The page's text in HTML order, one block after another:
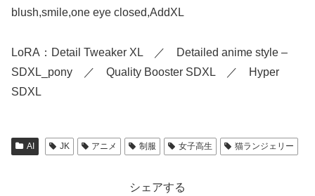
blush,smile,one eye closed,AddXL
LoRA：Detail Tweaker XL ／ Detailed anime style –
SDXL_pony ／ Quality Booster SDXL ／ Hyper
SDXL
AI JK アニメ 制服 女子高生 猫ランジェリー
シェアする